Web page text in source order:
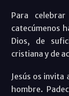
Para
catecúmenos
Dios, de
cristiana y de
Jesús os invita
hombre.